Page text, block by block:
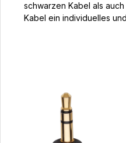
schwarzen Kabel als
Kabel ein individuelles